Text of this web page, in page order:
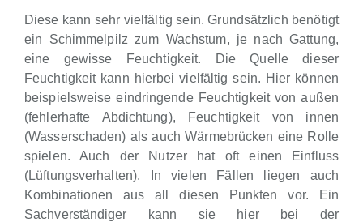
Diese kann sehr vielfältig sein. Grundsätzlich benötigt
ein Schimmelpilz zum Wachstum, je nach Gattung,
eine gewisse Feuchtigkeit. Die Quelle dieser
Feuchtigkeit kann hierbei vielfältig sein. Hier können
beispielsweise eindringende Feuchtigkeit von außen
(fehlerhafte Abdichtung), Feuchtigkeit von innen
(Wasserschaden) als auch Wärmebrücken eine Rolle
spielen. Auch der Nutzer hat oft einen Einfluss
(Lüftungsverhalten). In vielen Fällen liegen auch
Kombinationen aus all diesen Punkten vor. Ein
Sachverständiger kann sie hier bei der